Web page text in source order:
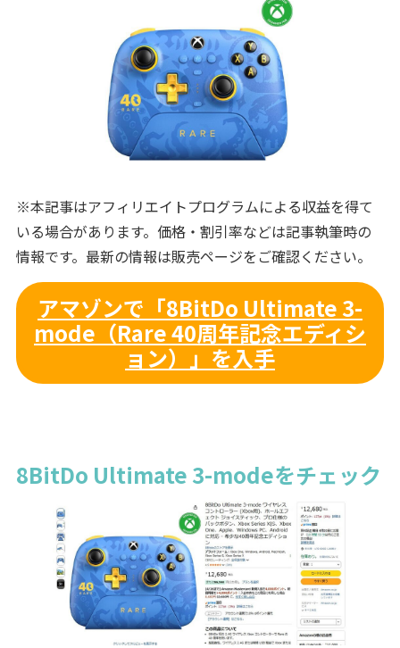
※本記事はアフィリエイトプログラムによる収益を得て
いる場合があります。価格・割引率などは記事執筆時の
情報です。最新の情報は販売ページをご確認ください。
アマゾンで「8BitDo Ultimate 3-
mode（Rare 40周年記念エディシ
ョン）」を入手
8BitDo Ultimate 3-modeをチェック